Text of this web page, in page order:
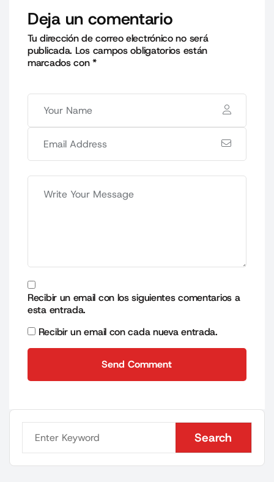
Deja un comentario
Tu dirección de correo electrónico no será
publicada. Los campos obligatorios están
marcados con*
Recibir un email con los siguientes comentarios a
esta entrada.
Recibir un email con cada nueva entrada.
Send Comment
Search
Search